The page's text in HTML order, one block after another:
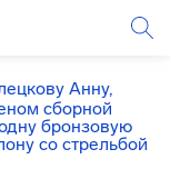
Анну,
сборной
бронзовую
со стрельбой